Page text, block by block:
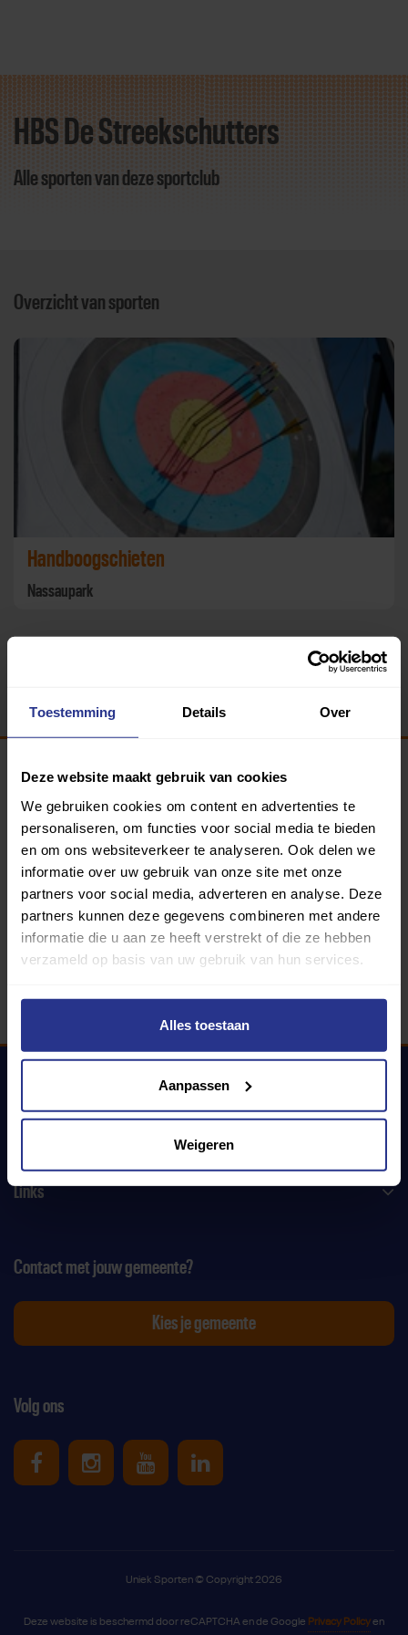
Toestemming Details Over
Deze website maakt gebruik van cookies
We gebruiken cookies om content en advertenties te
personaliseren, om functies voor social media te bieden
en om ons websiteverkeer te analyseren. Ook delen we
informatie over uw gebruik van onze site met onze
partners voor social media, adverteren en analyse. Deze
partners kunnen deze gegevens combineren met andere
informatie die u aan ze heeft verstrekt of die ze hebben
verzameld op basis van uw gebruik van hun services.
Alles toestaan
Aanpassen
Weigeren
Direct door naar content
HBS De Streekschutters
Alle sporten van deze sportclub
Overzicht van sporten
Handboogschieten
Nassaupark
340 gemeenten
Partners:
Uniek Sporten
Links
Volg ons
Uniek Sporten op Facebook
Uniek Sporten op Instagram
Uniek Sporten op Youtube
Uniek Sporten op
Contact met jouw gemeente?
Kies je gemeente
Uniek Sporten © Copyright 2026
Deze website is beschermd door reCAPTCHA en de Google Privacy Policyen